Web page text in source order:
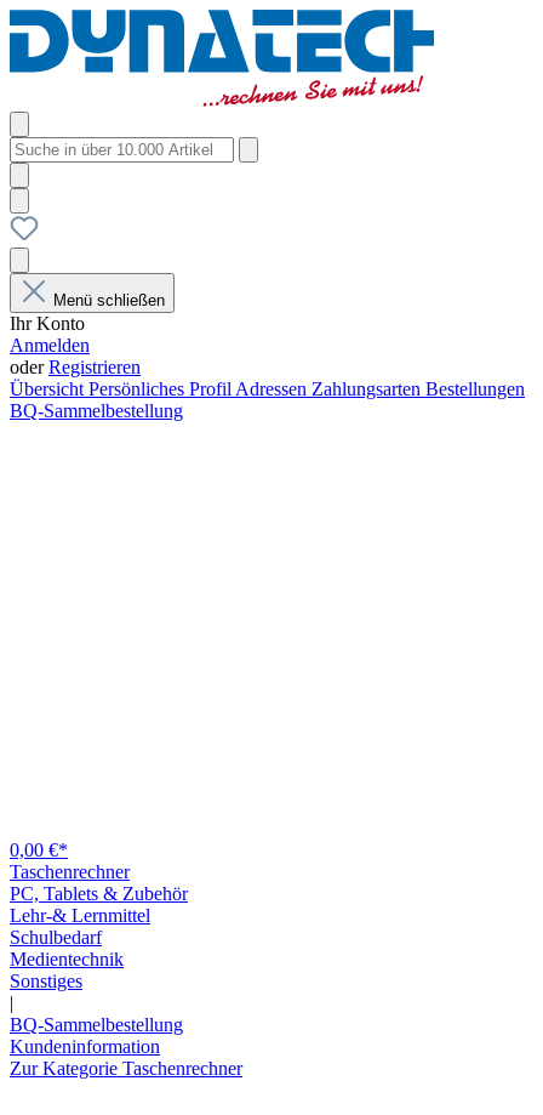
Menü schließen
Ihr Konto
Anmelden
oderRegistrieren
Übersicht Persönliches Profil Adressen Zahlungsarten Bestellungen
BQ-Sammelbestellung
0,00 €*
Taschenrechner
PC, Tablets & Zubehör
Lehr-& Lernmittel
Schulbedarf
Medientechnik
Sonstiges
|
BQ-Sammelbestellung
Kundeninformation
Zur Kategorie Taschenrechner